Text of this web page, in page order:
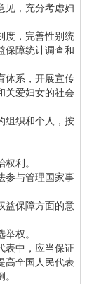
见，充分考虑妇
度，完善性别统
保障统计调查和
体系，开展宣传
关爱妇女的社会
组织和个人，按
利。
参与管理国家事
益保障方面的意
权。
表中，应当保证
高全国人民代表